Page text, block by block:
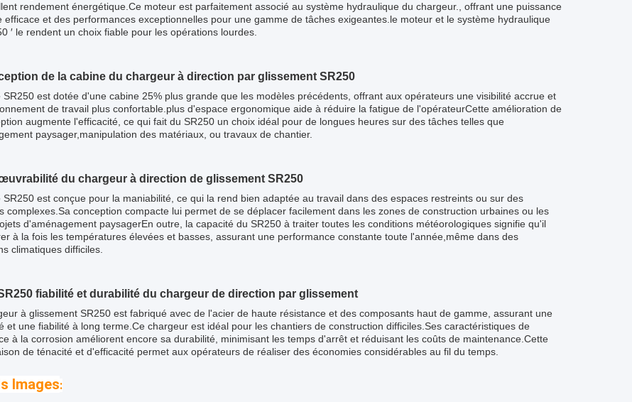
rendement énergétique.Ce moteur est parfaitement associé au système hydraulique du chargeur., offrant une puissance
efficace et des performances exceptionnelles pour une gamme de tâches exigeantes.le moteur et le système hydraulique
′ le rendent un choix fiable pour les opérations lourdes.
de la cabine du chargeur à direction par glissement SR250
SR250 est dotée d'une cabine 25% plus grande que les modèles précédents, offrant aux opérateurs une visibilité accrue et
de travail plus confortable.plus d'espace ergonomique aide à réduire la fatigue de l'opérateurCette amélioration de
augmente l'efficacité, ce qui fait du SR250 un choix idéal pour de longues heures sur des tâches telles que
paysager,manipulation des matériaux, ou travaux de chantier.
du chargeur à direction de glissement SR250
SR250 est conçue pour la maniabilité, ce qui la rend bien adaptée au travail dans des espaces restreints ou sur des
complexes.Sa conception compacte lui permet de se déplacer facilement dans les zones de construction urbaines ou les
d'aménagement paysagerEn outre, la capacité du SR250 à traiter toutes les conditions météorologiques signifie qu'il
à la fois les températures élevées et basses, assurant une performance constante toute l'année,même dans des
climatiques difficiles.
fiabilité et durabilité du chargeur de direction par glissement
à glissement SR250 est fabriqué avec de l'acier de haute résistance et des composants haut de gamme, assurant une
et une fiabilité à long terme.Ce chargeur est idéal pour les chantiers de construction difficiles.Ses caractéristiques de
à la corrosion améliorent encore sa durabilité, minimisant les temps d'arrêt et réduisant les coûts de maintenance.Cette
de ténacité et d'efficacité permet aux opérateurs de réaliser des économies considérables au fil du temps.
Images: